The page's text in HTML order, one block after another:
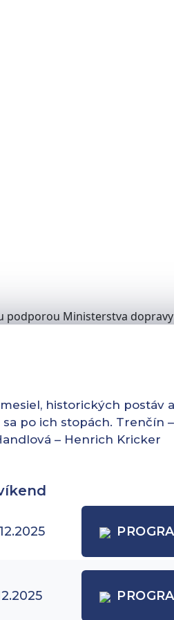
Ministerstva
historických postáv
po ich stopách. Trenčín –
– Henrich Kricker